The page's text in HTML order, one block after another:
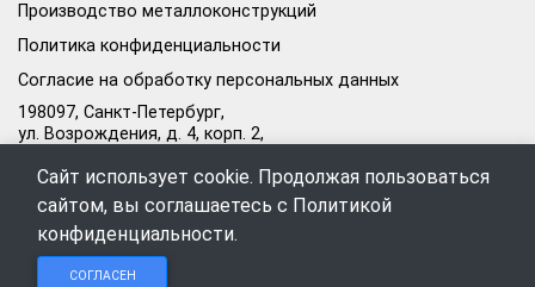
Производство металлоконструкций
Политика конфиденциальности
Согласие на обработку персональных данных
198097, Санкт-Петербург,
ул. Возрождения, д. 4, корп. 2,
Режим работы офиса:
Пн–Пт: 09:00–18:00
+7 (812) 309-98-44
Сайт использует cookie. Продолжая пользоваться
сайтом, вы соглашаетесь с Политикой
конфиденциальности.
СОГЛАСЕН